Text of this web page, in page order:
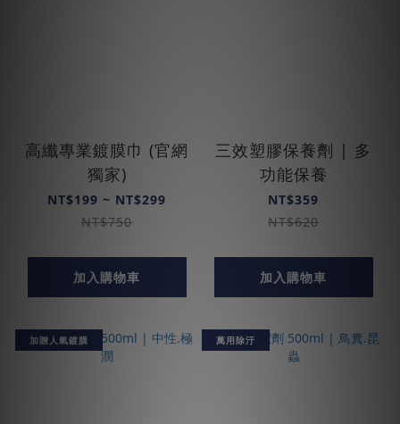
高纖專業鍍膜巾 (官網
獨家)
NT$199 ~ NT$299
NT$750
加入購物車
三效塑膠保養劑 | 多
功能保養
NT$359
NT$620
加入購物車
加贈人氣鍍膜 萬用除汙